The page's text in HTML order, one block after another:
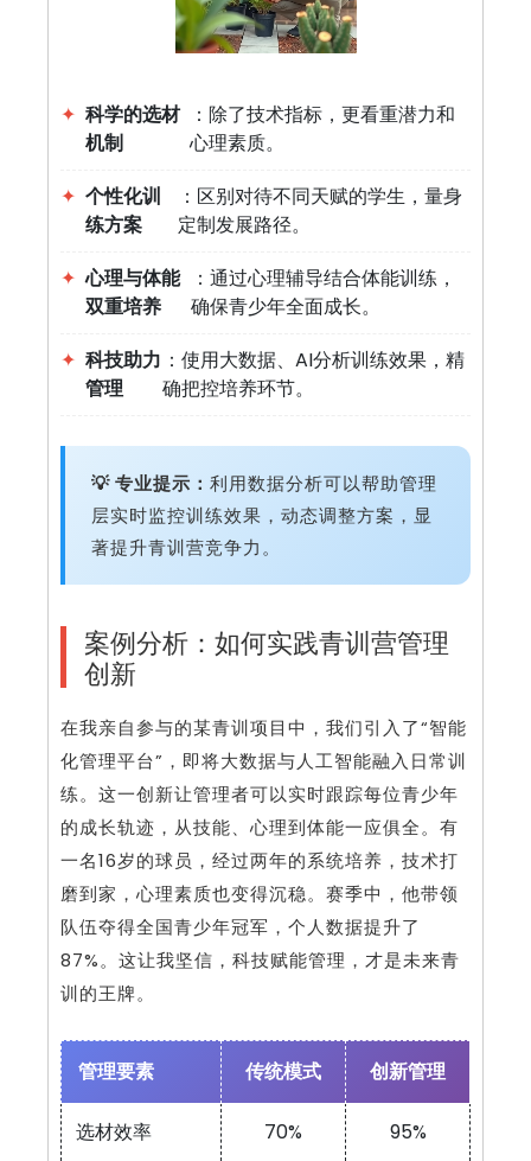
✦ 科学的选材
机制
：除了技术指标，更看重潜力和
心理素质。
✦ 个性化训
练方案
：区别对待不同天赋的学生，量身
定制发展路径。
✦ 心理与体能
双重培养
：通过心理辅导结合体能训练，
确保青少年全面成长。
✦ 科技助力
管理
：使用大数据、AI分析训练效果，精
确把控培养环节。
💡 专业提示： 利用数据分析可以帮助管理
层实时监控训练效果，动态调整方案，显
著提升青训营竞争力。
案例分析：如何实践青训营管理
创新
在我亲自参与的某青训项目中，我们引入了“智能
化管理平台”，即将大数据与人工智能融入日常训
练。这一创新让管理者可以实时跟踪每位青少年
的成长轨迹，从技能、心理到体能一应俱全。有
一名16岁的球员，经过两年的系统培养，技术打
磨到家，心理素质也变得沉稳。赛季中，他带领
队伍夺得全国青少年冠军，个人数据提升了
87%。这让我坚信，科技赋能管理，才是未来青
训的王牌。
管理要素 传统模式 创新管理
选材效率 70% 95%